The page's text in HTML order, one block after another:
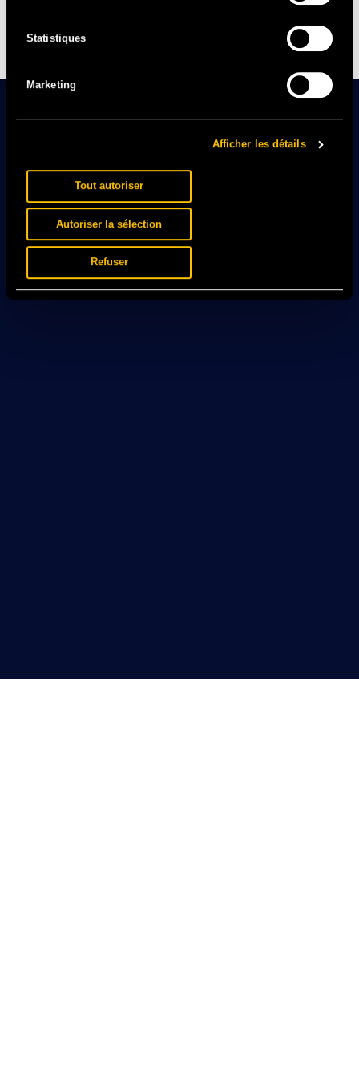
Statistiques
Marketing
Afficher les détails
Tout autoriser
Autoriser la sélection
Refuser
prouesse réussie par les rennais . Un plaisir à savourer
sur scène.